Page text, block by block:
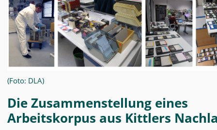
(Foto: DLA)
Die Zusammenstellung eines
Arbeitskorpus aus Kittlers